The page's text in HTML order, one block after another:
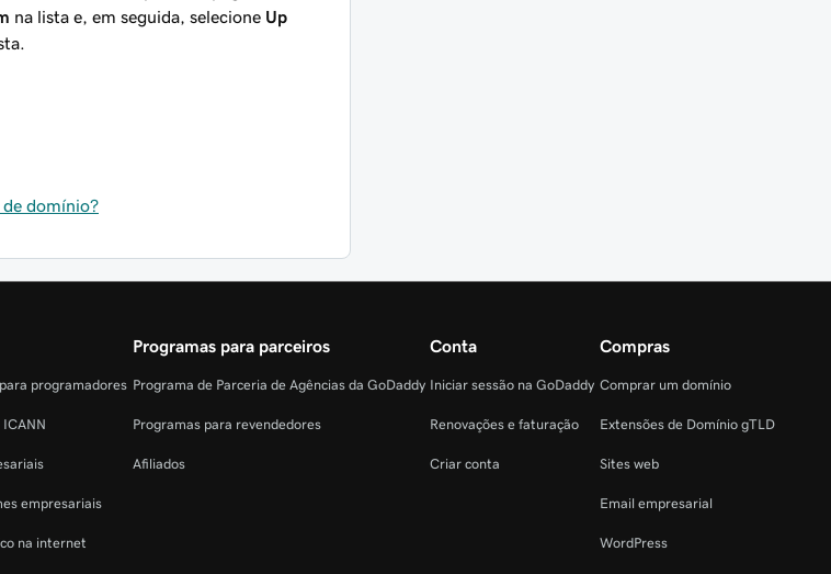
na lista e, em seguida, selecione Up
domínio?
programadores
empresariais
na internet
Programas para parceiros
Programa de Parceria de Agências da GoDaddy
Programas para revendedores
Afiliados
Conta
Iniciar sessão na GoDaddy
Renovações e faturação
Criar conta
Compras
Comprar um domínio
Extensões de Domínio gTLD
Sites web
Email empresarial
WordPress